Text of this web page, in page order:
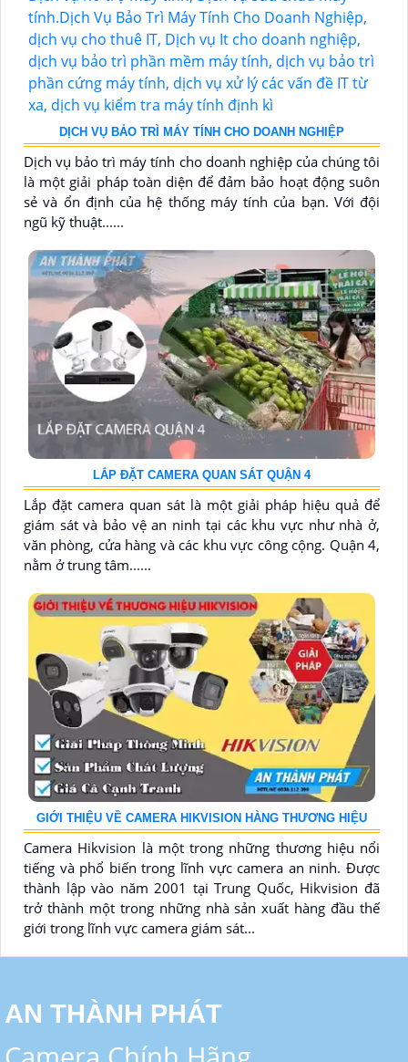
DỊCH VỤ BẢO TRÌ MÁY TÍNH CHO DOANH NGHIỆP
Dịch vụ bảo trì máy tính cho doanh nghiệp của chúng tôi
là một giải pháp toàn diện để đảm bảo hoạt động suôn
sẻ và ổn định của hệ thống máy tính của bạn. Với đội
ngũ kỹ thuật......
LẮP ĐẶT CAMERA QUAN SÁT QUẬN 4
Lắp đặt camera quan sát là một giải pháp hiệu quả để
giám sát và bảo vệ an ninh tại các khu vực như nhà ở,
văn phòng, cửa hàng và các khu vực công cộng. Quận 4,
nằm ở trung tâm......
GIỚI THIỆU VỀ CAMERA HIKVISION HÀNG THƯƠNG HIỆU
Camera Hikvision là một trong những thương hiệu nổi
tiếng và phổ biến trong lĩnh vực camera an ninh. Được
thành lập vào năm 2001 tại Trung Quốc, Hikvision đã
trở thành một trong những nhà sản xuất hàng đầu thế
giới trong lĩnh vực camera giám sát...
AN THÀNH PHÁT